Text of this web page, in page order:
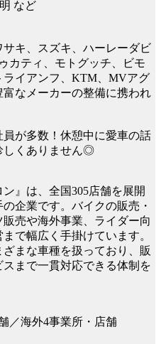
など
キ、スズキ、ハーレーダビ
カティ、モトグッチ、ビモ
ライアンフ、KTM、MVアグ
なメーカーの整備に携われ
が多数！休憩中に愛車の話
しくありません◎
ン』は、全国305店舗を展開
企業です。バイクの販売・
売や海外事業、ライダー向
で幅広く手掛けています。
まな車種を扱っており、販
まで一貫対応できる体制を
／海外4事業所・店舗